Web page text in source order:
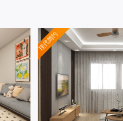
现代简约